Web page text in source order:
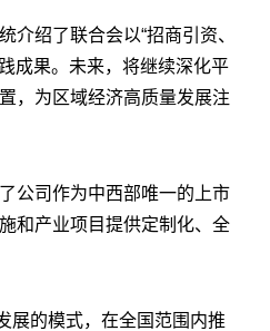
绍了联合会以“招商引资、
成果。未来，将继续深化平
，为区域经济高质量发展注
公司作为中西部唯一的上市
和产业项目提供定制化、全
展的模式，在全国范围内推